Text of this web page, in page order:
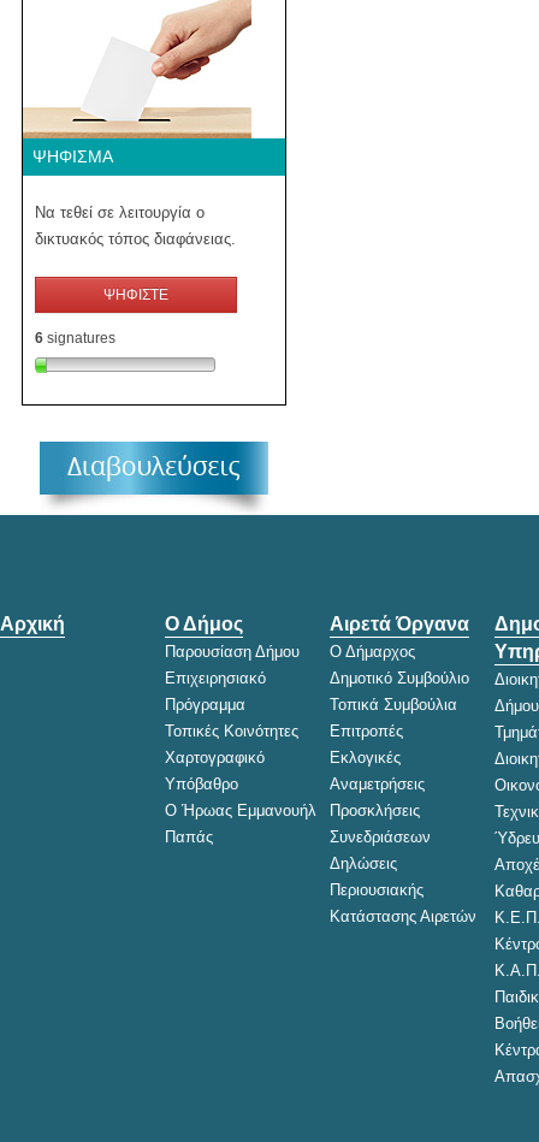
ΨΉΦΙΣΜΑ
Να τεθεί σε λειτουργία ο
δικτυακός τόπος διαφάνειας.
ΨΗΦΙΣΤΕ
6 signatures
Αρχική Ο Δήμος
Παρουσίαση Δήμου
Επιχειρησιακό
Πρόγραμμα
Τοπικές Κοινότητες
Χαρτογραφικό
Υπόβαθρο
Ο Ήρωας Εμμανουήλ
Παπάς
Αιρετά Όργανα
Ο Δήμαρχος
Δημοτικό Συμβούλιο
Τοπικά Συμβούλια
Επιτροπές
Εκλογικές
Αναμετρήσεις
Προσκλήσεις
Συνεδριάσεων
Δηλώσεις
Περιουσιακής
Κατάστασης Αιρετών
Δήμου